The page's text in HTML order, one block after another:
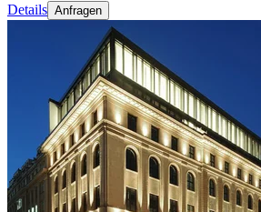
Details Anfragen